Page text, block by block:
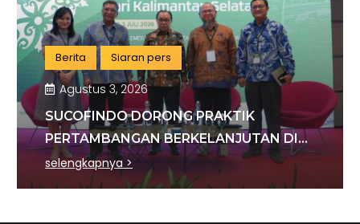
Berita Siaran pers
Agustus 3, 2026
SUCOFINDO DORONG PRAKTIK
PERTAMBANGAN BERKELANJUTAN DI
SEKTOR BATU BARA
selengkapnya >